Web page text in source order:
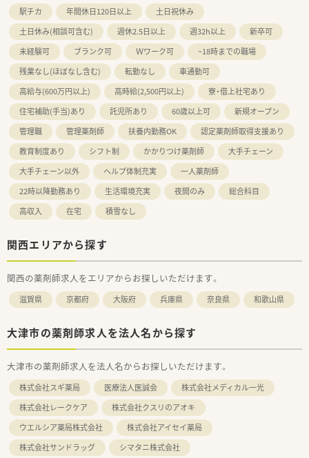
駅チカ 年間休日120日以上
土日祝休み
土日休み(相談可含む)
週休2.5日以上 週32h以上
新卒可
未経験可
ブランク可 Ｗワーク可
~18時までの職場
残業なし(ほぼなし含む)
転勤なし
車通勤可
高給与(600万円以上)
高時給(2,500円以上)
寮・借上社宅あり
住宅補助(手当)あり
託児所あり 60歳以上可
新規オープン
管理職
管理薬剤師 扶養内勤務OK
認定薬剤師取得支援あり
教育制度あり
シフト制 かかりつけ薬剤師
大手チェーン
大手チェーン以外
ヘルプ体制充実
一人薬剤師
22時以降勤務あり
生活環境充実 夜間のみ
総合科目
高収入
在宅 積雪なし
関西エリアから探す
関西の薬剤師求人をエリアからお探しいただけます。
滋賀県 京都府 大阪府 兵庫県 奈良県 和歌山県
大津市の薬剤師求人を法人名から探す
大津市の薬剤師求人を法人名からお探しいただけます。
株式会社スギ薬局 医療法人医誠会
株式会社メディカル一光
株式会社レークケア
株式会社クスリのアオキ
ウエルシア薬局株式会社
株式会社アイセイ薬局
株式会社サンドラッグ
シマタニ株式会社